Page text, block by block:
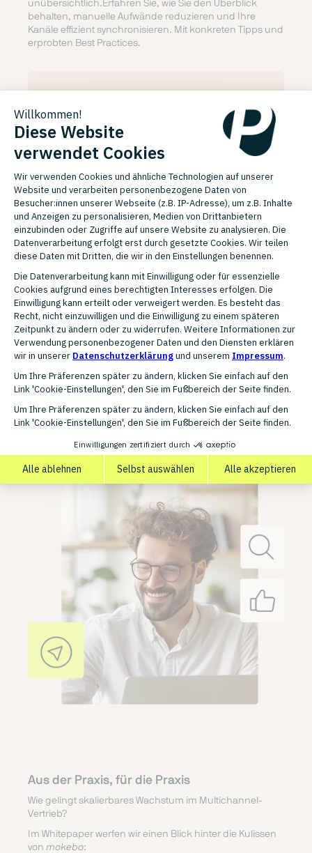
unübersichtlich.Erfahren Sie, wie Sie den Überblick
behalten, manuelle Aufwände reduzieren und Ihre
Kanäle effizient synchronisieren. Mit konkreten Tipps und
erprobten Best Practices.
Ihr Kompass für den Marktplatz-Kosmos
Die Marktplatzwelt ist riesig – und ständig im Wandel. Da
den Überblick zu behalten, ist alles andere als einfach.
Unser Whitepaper bringt Klarheit ins Chaos:
Mit einer strukturierten Matrix und klaren Einordnungen
zu bewerten. Dazu zeigen wir Ihnen, welche
Anforderungen unsere Top 5 Marktplätze an Sie stellen –
kompakt, vergleichbar und praxisnah aufbereitet.
Aus der Praxis, für die Praxis
Wie gelingt skalierbares Wachstum im Multichannel-
Vertrieb?
Im Whitepaper werfen wir einen Blick hinter die Kulissen
von mokebo: